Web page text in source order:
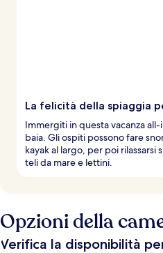
La felicità della spiaggia
Immergiti in questa vacanza all-
baia. Gli ospiti possono fare
kayak al largo, per poi rilassarsi
teli da mare e lettini.
Opzioni della
Verifica la disponibilità